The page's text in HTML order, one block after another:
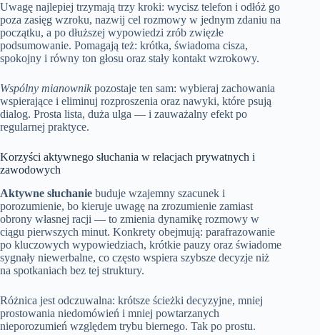
Uwagę najlepiej trzymają trzy kroki: wycisz telefon i odłóż go
poza zasięg wzroku, nazwij cel rozmowy w jednym zdaniu na
początku, a po dłuższej wypowiedzi zrób zwięzłe
podsumowanie. Pomagają też: krótka, świadoma cisza,
spokojny i równy ton głosu oraz stały kontakt wzrokowy.
Wspólny mianownik pozostaje ten sam: wybieraj zachowania
wspierające i eliminuj rozproszenia oraz nawyki, które psują
dialog. Prosta lista, duża ulga — i zauważalny efekt po
regularnej praktyce.
Korzyści aktywnego słuchania w relacjach prywatnych i
zawodowych
Aktywne słuchanie buduje wzajemny szacunek i
porozumienie, bo kieruje uwagę na zrozumienie zamiast
obrony własnej racji — to zmienia dynamikę rozmowy w
ciągu pierwszych minut. Konkrety obejmują: parafrazowanie
po kluczowych wypowiedziach, krótkie pauzy oraz świadome
sygnały niewerbalne, co często wspiera szybsze decyzje niż
na spotkaniach bez tej struktury.
Różnica jest odczuwalna: krótsze ścieżki decyzyjne, mniej
prostowania niedomówień i mniej powtarzanych
nieporozumień względem trybu biernego. Tak po prostu.